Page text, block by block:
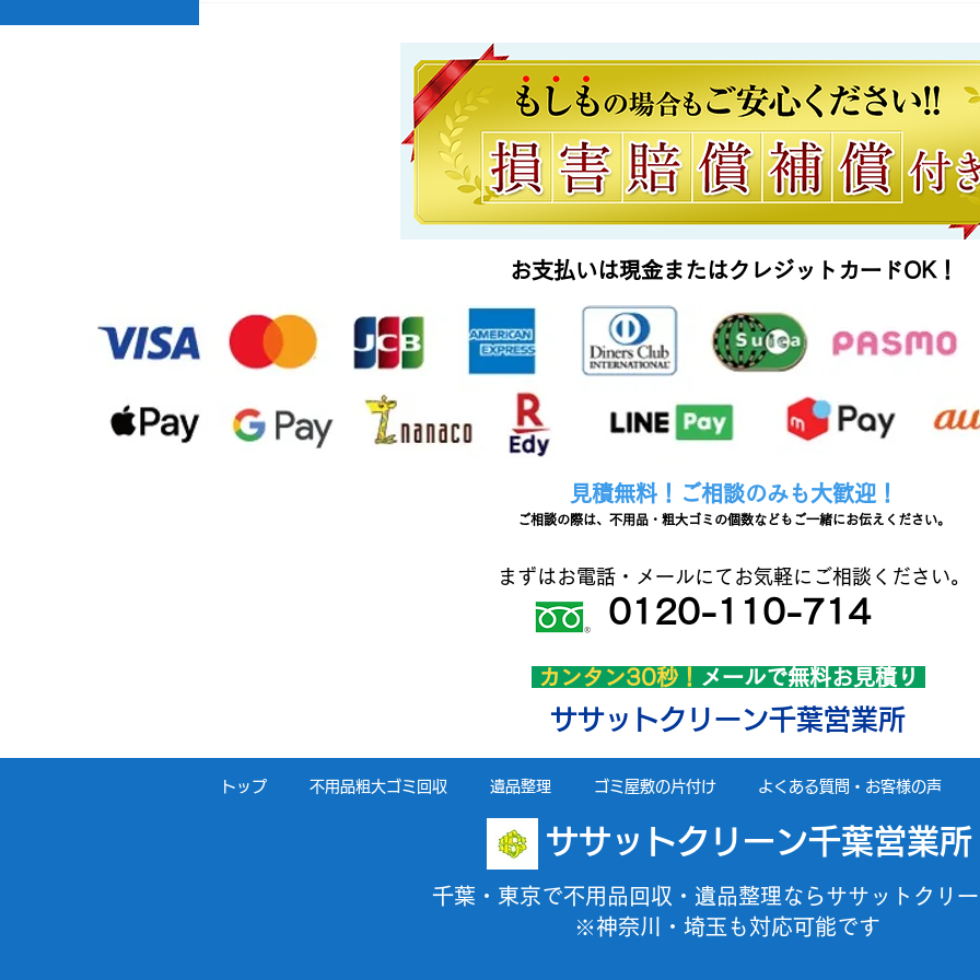
お支払いは現金またはクレジットカードOK！
見積無料！ご相談のみも大歓迎！
ご相談の際は、不用品・粗大ゴミの個数などもご一緒にお伝えください。
まずはお電話・メールにてお気軽にご相談ください。
0120-110-714
カンタン30秒！ メールで無料お見積り
ササットクリーン千葉営業所
トップ 不用品粗大ゴミ回収 遺品整理 ゴミ屋敷の片付け よくある質問・お客様の声
ササットクリーン千葉営業所
千葉・東京で不用品回収・遺品整理ならササットクリ
※神奈川・埼玉も対応可能です